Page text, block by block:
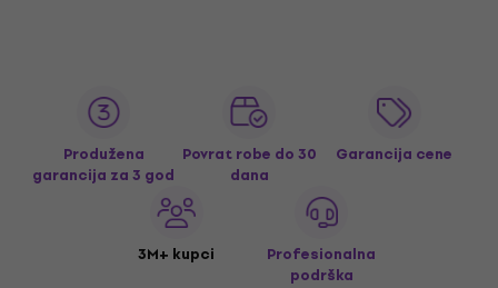
Produžena
garancija za 3 god
Povrat robe do 30
dana
Garancija cene
3M+ kupci
Profesionalna
podrška